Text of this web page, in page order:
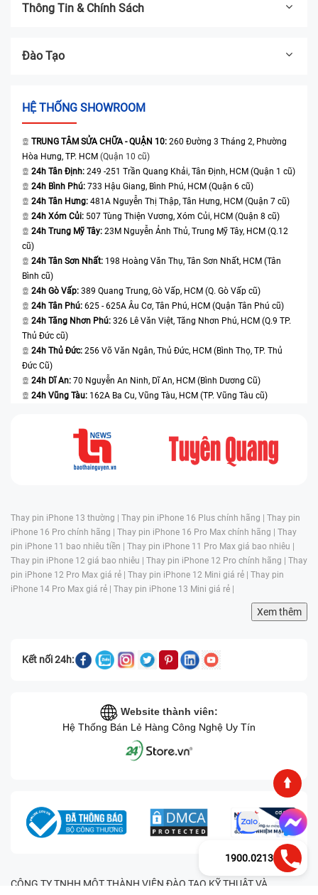
Thông Tin & Chính Sách
Đào Tạo
HỆ THỐNG SHOWROOM
TRUNG TÂM SỬA CHỮA - QUẬN 10: 260 Đường 3 Tháng 2, Phường
Hòa Hưng, TP. HCM (Quận 10 cũ)
24h Tân Định: 249 -251 Trần Quang Khải, Tân Định, HCM (Quận 1 cũ)
24h Bình Phú: 733 Hậu Giang, Bình Phú, HCM (Quận 6 cũ)
24h Tân Hưng: 481A Nguyễn Thị Thập, Tân Hưng, HCM (Quận 7 cũ)
24h Xóm Củi: 507 Tùng Thiện Vương, Xóm Củi, HCM (Quận 8 cũ)
24h Trung Mỹ Tây: 23M Nguyễn Ảnh Thủ, Trung Mỹ Tây, HCM (Q.12
cũ)
24h Tân Sơn Nhất: 198 Hoàng Văn Thụ, Tân Sơn Nhất, HCM (Tân
Bình cũ)
24h Gò Vấp: 389 Quang Trung, Gò Vấp, HCM (Q. Gò Vấp cũ)
24h Tân Phú: 625 - 625A Âu Cơ, Tân Phú, HCM (Quận Tân Phú cũ)
24h Tăng Nhơn Phú: 326 Lê Văn Việt, Tăng Nhơn Phú, HCM (Q.9 TP.
Thủ Đức cũ)
24h Thủ Đức: 256 Võ Văn Ngân, Thủ Đức, HCM (Bình Thọ, TP. Thủ
Đức Cũ)
24h Dĩ An: 70 Nguyễn An Ninh, Dĩ An, HCM (Bình Dương Cũ)
24h Vũng Tàu: 162A Ba Cu, Vũng Tàu, HCM (TP. Vũng Tàu cũ)
Thay pin iPhone 13 thường | Thay pin iPhone 16 Plus chính hãng | Thay pin
iPhone 16 Pro chính hãng | Thay pin iPhone 16 Pro Max chính hãng | Thay
pin iPhone 11 bao nhiêu tiền | Thay pin iPhone 11 Pro Max giá bao nhiêu |
Thay pin iPhone 12 giá bao nhiêu | Thay pin iPhone 12 Pro chính hãng | Thay
pin iPhone 12 Pro Max giá rẻ | Thay pin iPhone 12 Mini giá rẻ | Thay pin
iPhone 14 Pro Max giá rẻ | Thay pin iPhone 13 Mini giá rẻ |
Xem thêm
Kết nối 24h:
Website thành viên:
Hệ Thống Bán Lẻ Hàng Công Nghệ Uy Tín
CÔNG TY TNHH MỘT THÀNH VIÊN ĐÀO TẠO KỸ THUẬT VÀ
1900.0213